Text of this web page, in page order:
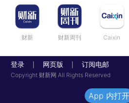
财新 财新周刊 Caixin
登录 网页版 订阅电邮
Copyright 财新网 All Rights Reserved
App 内打开